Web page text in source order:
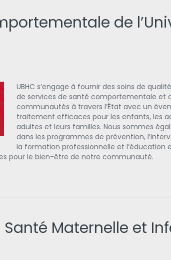
de
UBHC s’engage à fournir des soins de
de services de santé comportementale et
communautés à travers l’État avec un
traitement efficaces pour les enfants, les
adultes et leurs familles. Nous sommes
dans les programmes de prévention,
la formation professionnelle et l’éducation
pour le bien-être de notre communauté.
Maternelle et